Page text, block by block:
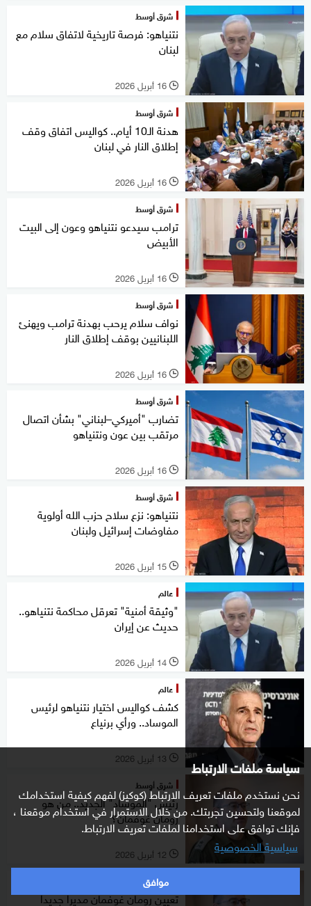
سياسة ملفات الارتباط
نحن نستخدم ملفات تعريف الارتباط (كوكيز) لفهم كيفية استخدامك
لموقعنا ولتحسين تجربتك. من خلال الاستمرار في استخدام موقعنا ،
فإنك توافق على استخدامنا لملفات تعريف الارتباط.
سياسية الخصوصية
موافق
شرق أوسط
نتنياهو: فرصة تاريخية لاتفاق سلام مع
لبنان
l 16 أبريل 2026
شرق أوسط
هدنة الـ10 أيام.. كواليس اتفاق وقف
إطلاق النار في لبنان
l 16 أبريل 2026
شرق أوسط
ترامب سيدعو نتنياهو وعون إلى البيت
الأبيض
l 16 أبريل 2026
شرق أوسط
نواف سلام يرحب بهدنة ترامب ويهنئ
اللبنانيين بوقف إطلاق النار
l 16 أبريل 2026
شرق أوسط
تضارب "أميركي–لبناني" بشأن اتصال
مرتقب بين عون ونتنياهو
l 16 أبريل 2026
شرق أوسط
نتنياهو: نزع سلاح حزب الله أولوية
مفاوضات إسرائيل ولبنان
l 15 أبريل 2026
عالم
"وثيقة أمنية" تعرقل محاكمة نتنياهو..
حديث عن إيران
l 14 أبريل 2026
عالم
كشف كواليس اختيار نتنياهو لرئيس
الموساد.. ورأي برنياع
l 13 أبريل 2026
شرق أوسط
رئيس "الموساد" الجديد.. من هو
رومان غوفمان؟
l 12 أبريل 2026
شرق أوسط
تعيين رومان غوفمان مديرا جديدا